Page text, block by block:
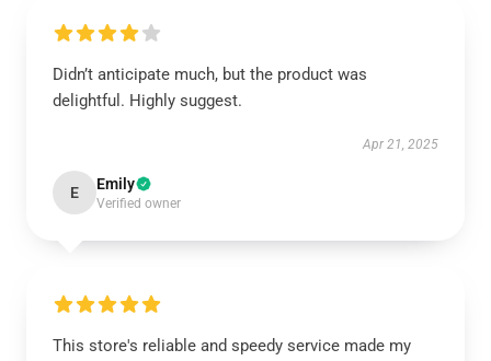
Didn’t anticipate much, but the product was
delightful. Highly suggest.
Apr 21, 2025
E Emily
Verified owner
This store's reliable and speedy service made my